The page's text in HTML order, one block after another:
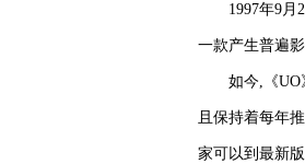
1997年9
一款产生普遍
如今,《
且保持着每年
家可以到最新